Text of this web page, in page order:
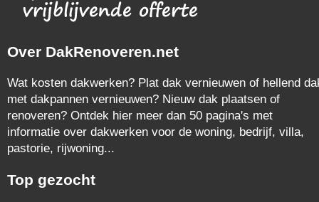
Over DakRenoveren.net
Wat kosten dakwerken? Plat dak vernieuwen of hellend
met dakpannen vernieuwen? Nieuw dak plaatsen of
renoveren? Ontdek hier meer dan 50 pagina's met
informatie over dakwerken voor de woning, bedrijf, villa,
pastorie, rijwoning...
Top gezocht